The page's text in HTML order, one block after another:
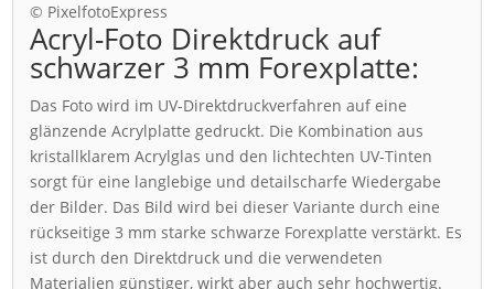
© PixelfotoExpress
Acryl-Foto Direktdruck auf
schwarzer 3 mm Forexplatte:
Das Foto wird im UV-Direktdruckverfahren auf eine
glänzende Acrylplatte gedruckt. Die Kombination aus
kristallklarem Acrylglas und den lichtechten UV-Tinten
sorgt für eine langlebige und detailscharfe Wiedergabe
der Bilder. Das Bild wird bei dieser Variante durch eine
rückseitige 3 mm starke schwarze Forexplatte verstärkt. Es
ist durch den Direktdruck und die verwendeten
Materialien günstiger, wirkt aber auch sehr hochwertig.